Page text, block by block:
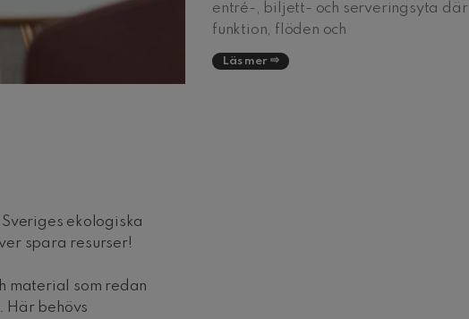
ekologiska
spara resurser!
material som redan
Här behövs
entré-, biljett- och serveringsyta där
funktion, flöden och
Läs mer